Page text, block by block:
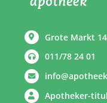
Grote Markt
011/78 24 01
Apotheker-